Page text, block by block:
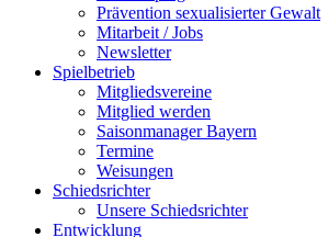
Prävention sexualisierter Gewalt
Mitarbeit / Jobs
Newsletter
Spielbetrieb
Mitgliedsvereine
Mitglied werden
Saisonmanager Bayern
Termine
Weisungen
Schiedsrichter
Unsere Schiedsrichter
Entwicklung